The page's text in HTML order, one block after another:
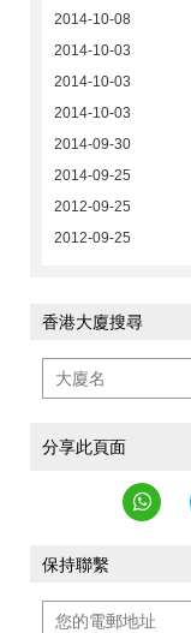
2014-10-08
2014-10-03
2014-10-03
2014-10-03
2014-09-30
2014-09-25
2012-09-25
2012-09-25
香港大廈搜尋
分享此頁面
保持聯繫